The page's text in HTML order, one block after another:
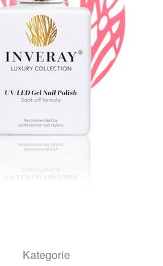
Kategorie